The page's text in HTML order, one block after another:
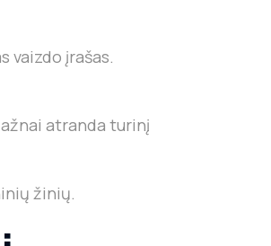
vaizdo įrašas.
atranda turinį
žinių.